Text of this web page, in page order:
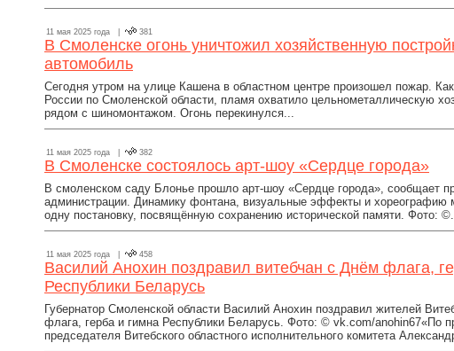
11 мая 2025 года | 381
В Смоленске огонь уничтожил хозяйственную
автомобиль
Сегодня утром на улице Кашена в областном центре произошел пожар.
России по Смоленской области, пламя охватило цельнометаллическую
рядом с шиномонтажом. Огонь перекинулся...
11 мая 2025 года | 382
В Смоленске состоялось арт-шоу «Сердце города»
В смоленском саду Блонье прошло арт-шоу «Сердце города», сообщает
администрации. Динамику фонтана, визуальные эффекты и хореографию
одну постановку, посвящённую сохранению исторической памяти. Фото:
11 мая 2025 года | 458
Василий Анохин поздравил витебчан с Днём флага,
Республики Беларусь
Губернатор Смоленской области Василий Анохин поздравил жителей
флага, герба и гимна Республики Беларусь. Фото: © vk.com/anohin67«По
председателя Витебского областного исполнительного комитета